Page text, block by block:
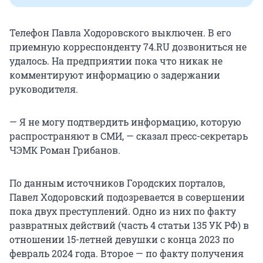
Телефон Павла Ходоровского выключен. В его
приемную корреспонденту 74.RU дозвониться не
удалось. На предприятии пока что никак не
комментируют информацию о задержании
руководителя.
— Я не могу подтвердить информацию, которую
распространяют в СМИ, — сказал пресс-секретарь
ЧЭМК Роман Грибанов.
По данным источников Городских порталов,
Павел Ходоровский подозревается в совершении
пока двух преступлений. Одно из них по факту
развратных действий (часть 4 статьи 135 УК РФ) в
отношении 15-летней девушки с конца 2023 по
февраль 2024 года. Второе — по факту получения